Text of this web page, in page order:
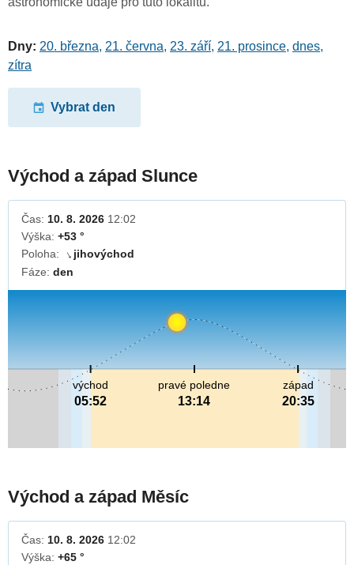
Dny: 20. března, 21. června, 23. září, 21. prosince, dnes,
zítra
Vybrat den
Východ a západ Slunce
Čas: 10. 8. 2026 12:02
Výška: +53 °
Poloha:
↓ jihovýchod
Fáze: den
pravé poledne
13:14
východ
05:52
západ
20:35
Východ a západ Měsíc
Čas: 10. 8. 2026 12:02
Výška: +65 °